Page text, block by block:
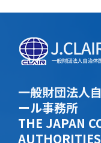
一般財団法人
ール事務所
THE JAPAN